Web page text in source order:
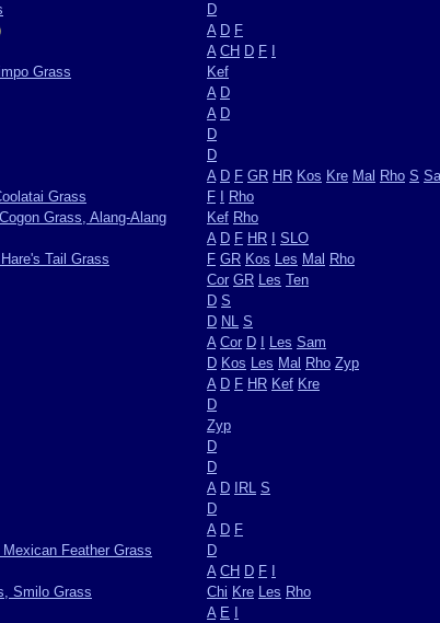
D
A D F
A CH D F
Grass
Kef
A D
A D
D
D
A D F GR HR Kos Kre Mal Rho S
Grass F
Rho
Grass, Alang-Alang Kef Rho
A D F HR
SLO
Tail Grass F GR Kos Les Mal Rho
Cor GR Les Ten
D S
D NL S
A Cor D Les Sam
D Kos Les Mal Rho Zyp
A D F HR Kef Kre
D
Zyp
D
D
A D IRL S
D
A D F
Feather Grass
D
A CH D F
Smilo Grass Chi Kre Les Rho
A E